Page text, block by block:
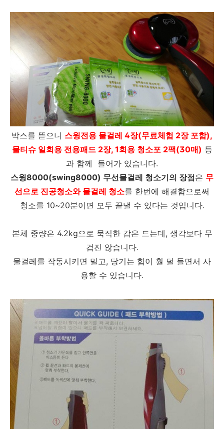
박스를 뜯으니 스윙전용 물걸레 4장(무료체험 2장 포함),
물티슈 일회용 전용패드 2장, 1회용 청소포 2팩(30매) 등
과 함께 들어가 있습니다.
스윙8000(swing8000) 무선물걸레 청소기의 장점은 무
선으로 진공청소와 물걸레 청소를 한번에 해결함으로써
청소를 10~20분이면 모두 끝낼 수 있다는 것입니다.
본체 중량은 4.2kg으로 묵직한 감은 드는데, 생각보다 무
겁진 않습니다.
물걸레를 작동시키면 밀고, 당기는 힘이 훨 덜 들면서 사
용할 수 있습니다.